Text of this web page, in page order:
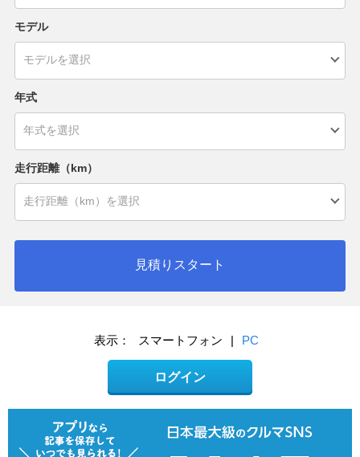
モデル
年式
走行距離（km）
見積りスタート
表示： スマートフォン | PC
ログイン